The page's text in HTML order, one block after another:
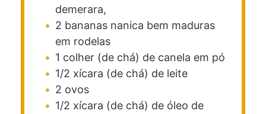
demerara,
2 bananas nanica bem maduras
em rodelas
1 colher (de chá) de canela em pó
1/2 xícara (de chá) de leite
2 ovos
1/2 xícara (de chá) de óleo de